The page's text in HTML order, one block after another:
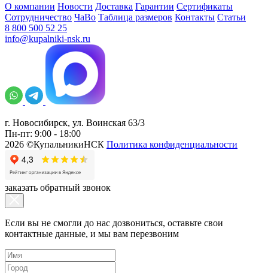
О компании Новости Доставка Гарантии Сертификаты
Сотрудничество ЧаВо Таблица размеров Контакты Статьи
8 800 500 52 25
info@kupalniki-nsk.ru
г. Новосибирск, ул. Воинская 63/3
Пн-пт: 9:00 - 18:00
2026 ©КупальникиНСК Политика конфиденциальности
заказать обратный звонок
Если вы не смогли до нас дозвониться, оставьте свои
контактные данные, и мы вам перезвоним